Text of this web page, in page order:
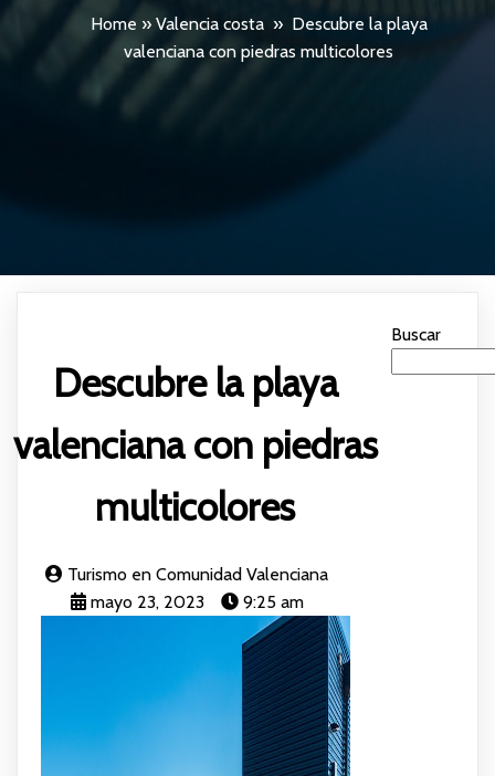
Home » Valencia costa » Descubre la playa
valenciana con piedras multicolores
Descubre la playa
valenciana con piedras
multicolores
Turismo en Comunidad Valenciana
mayo 23, 2023
9:25 am
Buscar